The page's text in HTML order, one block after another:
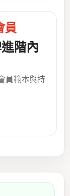
員
階內
員範本與持